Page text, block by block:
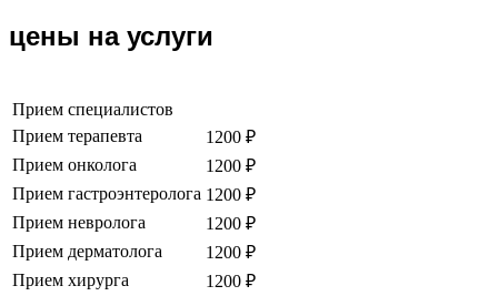
цены на услуги
Прием специалистов
Прием терапевта
1200 ₽
Прием онколога
1200 ₽
Прием гастроэнтеролога 1200 ₽
Прием невролога
1200 ₽
Прием дерматолога
1200 ₽
Прием хирурга
1200 ₽